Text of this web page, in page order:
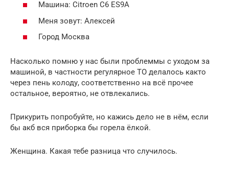
Машина: Citroen C6 ES9A
Меня зовут: Алексей
Город Москва
Насколько помню у нас были проблеммы с уходом за
машиной, в частности регулярное ТО делалось както
через пень колоду, соответственно на всё прочее
остальное, вероятно, не отвлекались.
Прикурить попробуйте, но кажись дело не в нём, если
бы акб вся приборка бы горела ёлкой.
Женщина. Какая тебе разница что случилось.